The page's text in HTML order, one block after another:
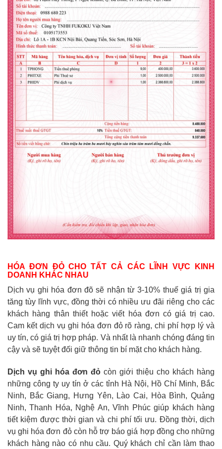
HÓA ĐƠN ĐỎ CHO TẤT CẢ CÁC LĨNH VỰC KINH
DOANH KHÁC NHAU
Dịch vụ ghi hóa đơn đõ sẽ nhận từ 3-10% thuế giá trị gia
tăng tùy lĩnh vực, đồng thời có nhiều ưu đãi riêng cho các
khách hàng thân thiết hoặc viết hóa đơn có giá trị cao.
Cam kết dịch vụ ghi hóa đơn đỏ rõ ràng, chi phí hợp lý và
uy tín, có giá trị hợp pháp. Và nhất là nhanh chóng đáng tin
cậy và sẽ tuyệt đối giữ thông tin bí mặt cho khách hàng.
Dịch vụ ghi hóa đơn đỏ còn giới thiệu cho khách hàng
những công ty uy tín ở các tỉnh Hà Nội, Hồ Chí Minh, Bắc
Ninh, Bắc Giang, Hưng Yên, Lào Cai, Hòa Bình, Quảng
Ninh, Thanh Hóa, Nghệ An, Vĩnh Phúc giúp khách hàng
tiết kiệm được thời gian và chi phí tối ưu. Đồng thời, dịch
vụ ghi hóa đơn đỏ còn hỗ trợ báo giá hợp đồng cho những
khách hàng nào có nhu cầu. Quý khách chỉ cần làm thao